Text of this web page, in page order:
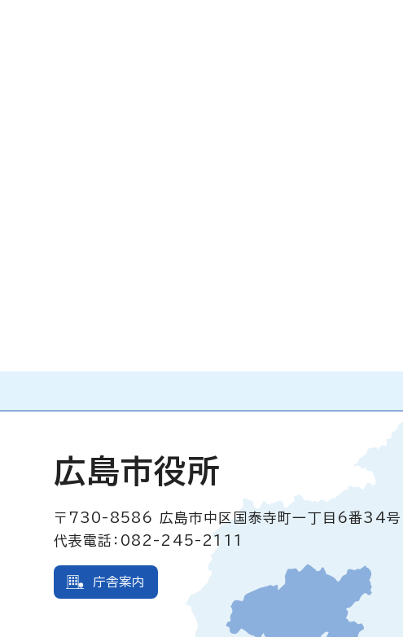
広島市役所
〒730-8586
広島市中区国泰寺町一丁目6番34号
代表電話：082-245-2111
庁舎案内